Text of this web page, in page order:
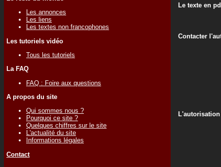
Les annonces
Les liens
Les textes non francophones
Les tutoriels vidéo
Tous les tutoriels
La FAQ
FAQ : Foire aux questions
A propos du site
Qui sommes nous ?
Pourquoi ce site ?
Quelques chiffres sur le site
L'actualité du site
Informations légales
Contact
Le texte en
Contacter
L'autorisation